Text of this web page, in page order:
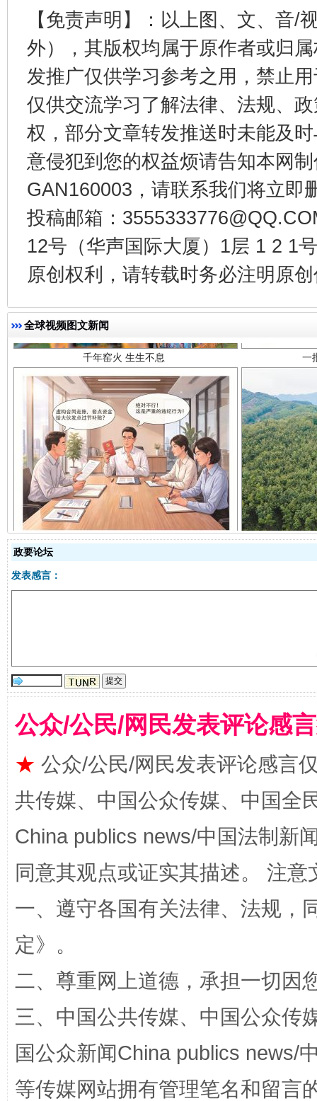
【免责声明】：以上图、文、音/
外），其版权均属于原作者或归
发推广仅供学习参考之用，禁止
仅供交流学习了解法律、法规、
权，部分文章转发推送时未能及
意侵犯到您的权益烦请告知本网
GAN160003，请联系我们将立即
投稿邮箱：
12号（华声国际大厦）1层 1 2 1
原创权利，请转载时务必注明原
全球视频图文新闻
东山县通报“牛蛙产品抗生素超标问题” 法
千年窑火 生生不息 一
揭开“小金库”的免责幌子
全民健身五年计划来了！等你上场
阿坝州三大球赛在茂县开幕 规模
政要论坛
发表感言：
公众/公民/网民发表评论感
★ 公众/公民/网民发表评论感言
共传媒、中国公众传媒、中国全
China publics news/中国法制新
同意其观点或证实其描述。 注
一、遵守各国有关法律、法规，
定》。
二、尊重网上道德，承担一切因
三、中国公共传媒、中国公众传
国公众新闻China publics news/
等传媒网站拥有管理笔名和留言